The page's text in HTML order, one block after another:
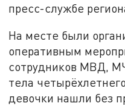
пресс-службе
На месте были
оперативным
сотрудников МВД,
тела
девочки нашли без